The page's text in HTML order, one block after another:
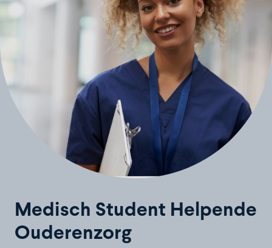
Medisch Student Helpende
Ouderenzorg